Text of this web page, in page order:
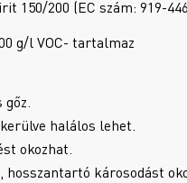
150/200 (EC szám: 919-
g/l VOC- tartalmaz
gőz.
halálos lehet.
okozhat.
hosszantartó károsodást